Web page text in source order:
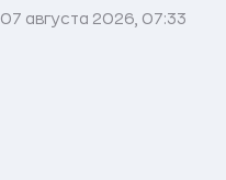
07 августа 2026, 07:33